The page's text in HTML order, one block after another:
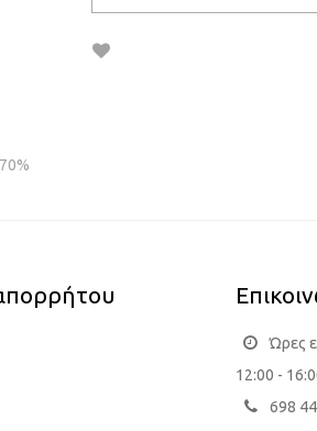
Ώρες
12:00 -
698